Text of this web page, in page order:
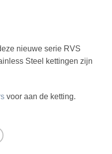
nieuwe serie RVS
Steel kettingen zijn
voor aan de ketting.